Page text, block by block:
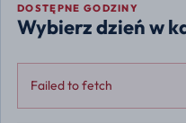
DOSTĘPNE GODZINY
Wybierz dzień w
Failed to fetch